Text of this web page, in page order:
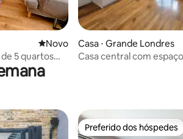
Novo lugar para ficar
Novo
5 quartos
Casa ⋅ Grande Londres
Casa central com
Preferido dos hóspedes
Preferido dos hóspedes